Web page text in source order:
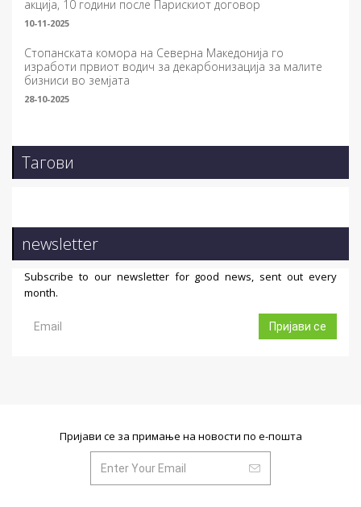
акција, 10 години после Парискиот договор
10-11-2025
Стопанската комора на Северна Македонија го
изработи првиот водич за декарбонизација за малите
бизниси во земјата
28-10-2025
Тагови
newsletter
Subscribe to our newsletter for good news, sent out every
month.
Пријави се
Пријави се за примање на новости по е-пошта